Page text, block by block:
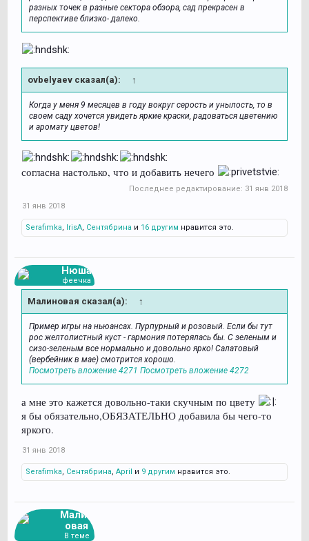
разных точек в разные сектора обзора, сад прекрасен в
перспективе близко- далеко.
ovbelyaev сказал(а): ↑
Когда у меня 9 месяцев в году вокруг серость и унылость, то в
своем саду хочется увидеть яркие краски, радоваться цветению
и аромату цветов!
согласна настолько, что и добавить нечего
Последнее редактирование: 31 янв 2018
31 янв 2018
Serafimka, IrisA, Сентябрина и 16 другим нравится это.
Нюша
феечка
Малиновая сказал(а): ↑
Пример игры на ньюансах. Пурпурный и розовый. Если бы тут
рос желтолистный куст - гармония потерялась бы. С зеленым и
сизо-зеленым все нормально и довольно ярко! Салатовый
(вербейник в мае) смотрится хорошо.
Посмотреть вложение 4271 Посмотреть вложение 4272
а мне это кажется довольно-таки скучным по цвету
я бы обязательно,ОБЯЗАТЕЛЬНО добавила бы чего-то
яркого.
31 янв 2018
Serafimka, Сентябрина, April и 9 другим нравится это.
Малин
овая
В теме